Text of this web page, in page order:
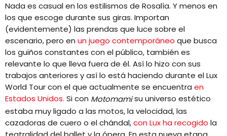
CONTACTO
Nada es casual en los estilismos de Rosalía. Y menos en
los que escoge durante sus giras. Importan
(evidentemente) las prendas que luce sobre el
escenario, pero en un juego contemporáneo que busca
los guiños constantes con el público, también es
relevante lo que lleva fuera de él. Así lo hizo con sus
trabajos anteriores y así lo está haciendo durante el Lux
World Tour con el que actualmente se encuentra en
Estados Unidos. Si con Motomamisu universo estético
estaba muy ligado a las motos, la velocidad, las
cazadoras de cuero o el chándal,con Lux ha recogido la